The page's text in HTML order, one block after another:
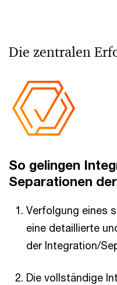
Die zentralen
So gelingen
Separationen
Verfolgung eines
eine detaillierte
der Integration/
Die vollständige